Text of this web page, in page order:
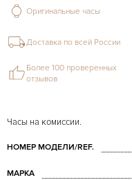
Часы на комиссии.
НОМЕР МОДЕЛИ/REF.
МАРКА
Оригинальные часы
Доставка по всей России
Более 100 проверенных
отзывов